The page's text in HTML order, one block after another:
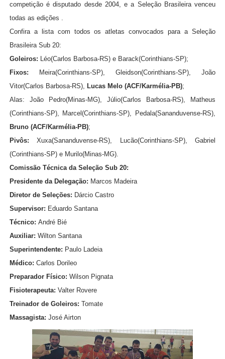
competiçãoé disputado desde 2004, e a Seleção Brasileira venceu
todas as edições .
Confira a lista com todos os atletas convocados para a Seleção
Brasileira Sub 20:
Goleiros: Léo(Carlos Barbosa-RS) e Barack(Corinthians-SP);
Fixos:
Meira(Corinthians-SP), Gleidson(Corinthians-SP), João
Vitor(Carlos Barbosa-RS), Lucas Melo (ACF/Karmélia-PB);
Alas: João Pedro(Minas-MG), Júlio(Carlos Barbosa-RS), Matheus
(Corinthians-SP), Marcel(Corinthians-SP), Pedala(Sananduvense-RS),
Bruno (ACF/Karmélia-PB);
Pivôs: Xuxa(Sananduvense-RS), Lucão(Corinthians-SP), Gabriel
(Corinthians-SP) e Murilo(Minas-MG).
Comissão Técnica da Seleção Sub 20:
Presidente da Delegação: Marcos Madeira
Diretor de Seleções: Dárcio Castro
Supervisor: Eduardo Santana
Técnico: André Bié
Auxiliar: Wilton Santana
Superintendente: Paulo Ladeia
Médico: Carlos Dorileo
Preparador Físico: Wilson Pignata
Fisioterapeuta: Valter Rovere
Treinador de Goleiros: Tomate
Massagista: José Airton